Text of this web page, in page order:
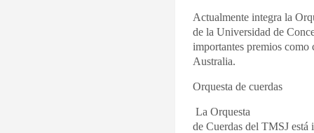
Actualmente integra la
de la Universidad de
importantes premios
Australia.
Orquesta de cuerdas
La Orquesta
de Cuerdas del TMSJ